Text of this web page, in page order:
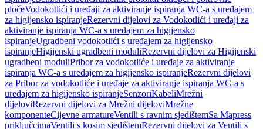
pločeVodokotlići i uređaji za aktiviranje ispiranja WC-a s uređajem
za higijensko ispiranjeRezervni dijelovi za Vodokotlići i uređaji za
aktiviranje ispiranja WC-a s uređajem za higijensko
ispiranjeUgradbeni vodokotlići s uređajem za higijensko
ispiranjeHigijenski ugradbeni moduliRezervni dijelovi za Higijenski
ugradbeni moduliPribor za vodokotliće i uređaje za aktiviranje
ispiranja WC-a s uređajem za higijensko ispiranjeRezervni dijelovi
za Pribor za vodokotliće i uređaje za aktiviranje ispiranja WC-a s
uređajem za higijensko ispiranjeSenzoriKabeliMrežni
dijeloviRezervni dijelovi za Mrežni dijeloviMrežne
komponenteCijevne armatureVentili s ravnim sjedištemSa Mapress
priključcimaVentili s kosim sjedištemRezervni dijelovi za Ventili s